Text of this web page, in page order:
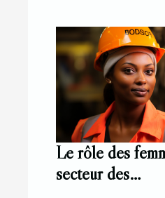
Le rôle des
secteur des